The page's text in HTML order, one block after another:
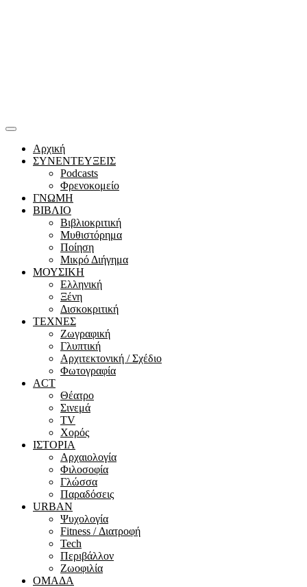
Αρχική
ΣΥΝΕΝΤΕΥΞΕΙΣ
Podcasts
Φρενοκομείο
ΓΝΩΜΗ
ΒΙΒΛΙΟ
Βιβλιοκριτική
Μυθιστόρημα
Ποίηση
Μικρό Διήγημα
ΜΟΥΣΙΚΗ
Ελληνική
Ξένη
Δισκοκριτική
ΤΕΧΝΕΣ
Ζωγραφική
Γλυπτική
Αρχιτεκτονική / Σχέδιο
Φωτογραφία
ACT
Θέατρο
Σινεμά
ΤV
Χορός
ΙΣΤΟΡΙΑ
Αρχαιολογία
Φιλοσοφία
Γλώσσα
Παραδόσεις
URBAN
Ψυχολογία
Fitness / Διατροφή
Tech
Περιβάλλον
Ζωοφιλία
ΟΜΑΔΑ